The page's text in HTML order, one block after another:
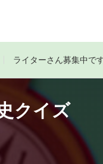
ライターさん募集中で
クイズ